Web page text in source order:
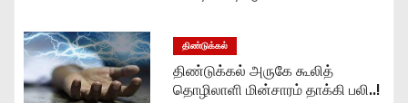
திண்டுக்கல்
திண்டுக்கல் அருகே கூலித்
தொழிலாளி மின்சாரம் தாக்கி பலி..!